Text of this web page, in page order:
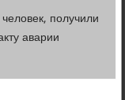
получили
аварии